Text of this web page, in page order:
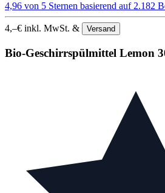
4,96 von 5 Sternen basierend auf 2.182
4,–€ inkl. MwSt. & Versand
Bio-Geschirrspülmittel Lemon